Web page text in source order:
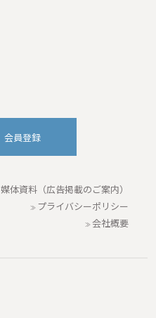
会員登録
媒体資料（広告掲載のご案内）
プライバシーポリシー
会社概要